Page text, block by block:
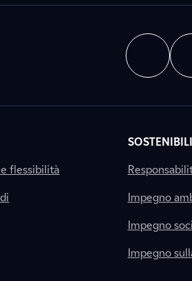
flessibilità
Impegno
Impegno
Impegno